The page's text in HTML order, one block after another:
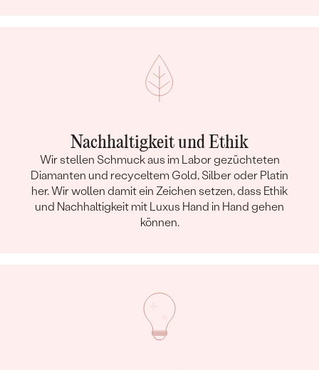
Nachhaltigkeit und Ethik
Wir stellen Schmuck aus im Labor gezüchteten
Diamanten und recyceltem Gold, Silber oder Platin
her. Wir wollen damit ein Zeichen setzen, dass Ethik
und Nachhaltigkeit mit Luxus Hand in Hand gehen
können.